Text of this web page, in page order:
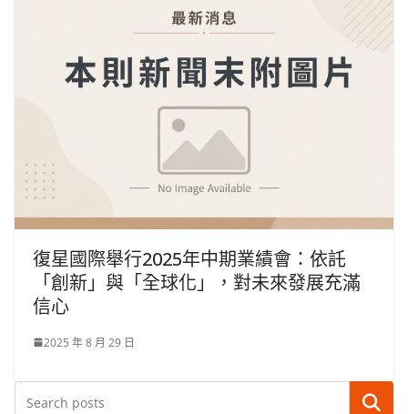
復星國際舉行2025年中期業績會：依託
「創新」與「全球化」，對未來發展充滿
信心
2025 年 8 月 29 日
搜尋